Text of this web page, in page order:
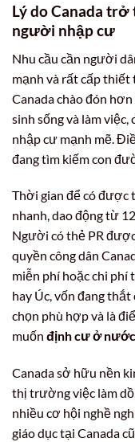
Lý do Canada
người nhập cư
Nhu cầu cần người
mạnh và rất cấp thiết
Canada chào đón
sinh sống và làm
nhập cư mạnh mẽ.
đang tìm kiếm con
Thời gian để có
nhanh, dao động từ
Người có thẻ PR
quyền công dân
miễn phí hoặc chi phí
hay Úc, vốn đang
chọn phù hợp và là
muốn định cư ở
Canada sở hữu nền
thị trường việc làm
nhiều cơ hội nghề
giáo dục tại Canada